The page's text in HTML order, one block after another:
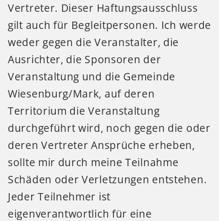
Vertreter. Dieser Haftungsausschluss
gilt auch für Begleitpersonen. Ich werde
weder gegen die Veranstalter, die
Ausrichter, die Sponsoren der
Veranstaltung und die Gemeinde
Wiesenburg/Mark, auf deren
Territorium die Veranstaltung
durchgeführt wird, noch gegen die oder
deren Vertreter Ansprüche erheben,
sollte mir durch meine Teilnahme
Schäden oder Verletzungen entstehen.
Jeder Teilnehmer ist
eigenverantwortlich für eine